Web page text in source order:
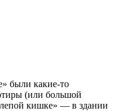
были какие-то
(или большой
кишке» — в здании